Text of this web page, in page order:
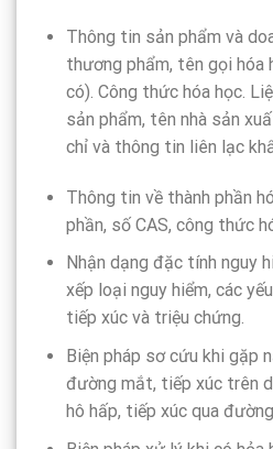
Thông tin sản phẩm và
thương phẩm, tên gọi hóa
có). Công thức hóa học.
sản phẩm, tên nhà sản
chỉ và thông tin liên lạc
Thông tin về thành phần
phần, số CAS, công thức
Nhận dạng đặc tính nguy
xếp loại nguy hiểm, các
tiếp xúc và triệu chứng.
Biện pháp sơ cứu khi gặp
đường mắt, tiếp xúc trên
hô hấp, tiếp xúc qua